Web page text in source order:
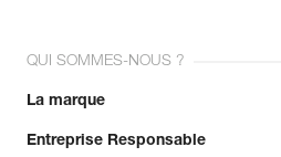
QUI SOMMES-NOUS ?
La marque
Entreprise Responsable